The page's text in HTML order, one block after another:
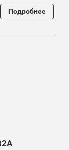
Подробнее